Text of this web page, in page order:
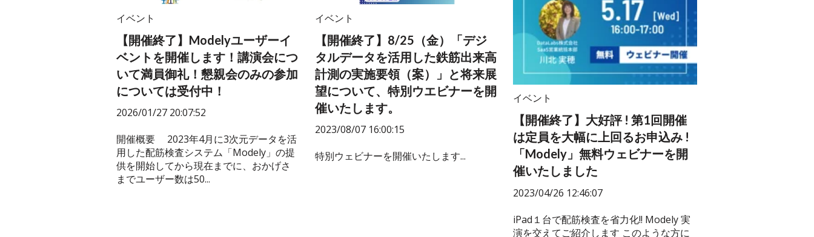
イベント
【開催終了】Modelyユーザーイ
ベントを開催します！講演会につ
いて満員御礼！懇親会のみの参加
については受付中！
2026/01/27 20:07:52
開催概要 2023年4月に3次元データを活
用した配筋検査システム「Modely」の提
供を開始してから現在までに、おかげさ
までユーザー数は50...
イベント
【開催終了】8/25（金）「デジ
タルデータを活用した鉄筋出来高
計測の実施要領（案）」と将来展
望について、特別ウエビナーを開
催いたします。
2023/08/07 16:00:15
特別ウェビナーを開催いたします...
イベント
【開催終了】大好評 ! 第1回開催
は定員を大幅に上回るお申込み !
「Modely」無料ウェビナーを開
催いたしました
2023/04/26 12:46:07
iPad１台で配筋検査を省力化!! Modely 実
演を交えてご紹介します このような方に